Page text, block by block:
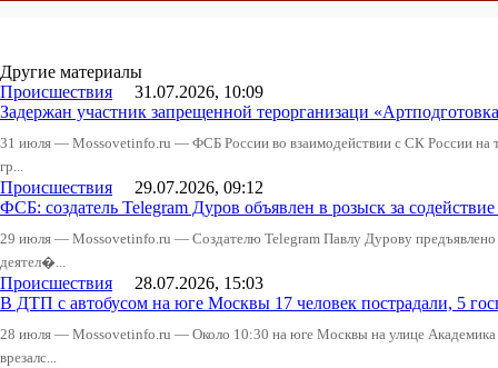
Другие материалы
Происшествия 31.07.2026, 10:09
Задержан участник запрещенной терорганизаци
31 июля — Mossovetinfo.ru — ФСБ России во взаимодействии с СК России на
гр...
Происшествия 29.07.2026, 09:12
ФСБ: создатель Telegram Дуров объявлен в розыск за
29 июля — Mossovetinfo.ru — Создателю Telegram Павлу Дурову предъявлено
деятел�...
Происшествия 28.07.2026, 15:03
В ДТП с автобусом на юге Москвы 17 человек пострадали, 5
28 июля — Mossovetinfo.ru — Около 10:30 на юге Москвы на улице Академика
врезалс...